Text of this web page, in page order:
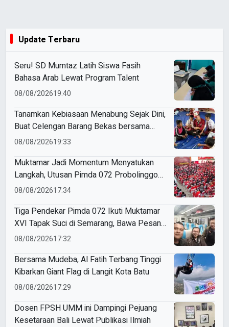
Update Terbaru
Seru! SD Mumtaz Latih Siswa Fasih
Bahasa Arab Lewat Program Talent
08/08/202619:40
Tanamkan Kebiasaan Menabung Sejak Dini,
Buat Celengan Barang Bekas bersama
Mahasiswa KKN Umsida
08/08/202619:33
Muktamar Jadi Momentum Menyatukan
Langkah, Utusan Pimda 072 Probolinggo
Bawa Harapan untuk Tapak Suci
08/08/202617:34
Tiga Pendekar Pimda 072 Ikuti Muktamar
XVI Tapak Suci di Semarang, Bawa Pesan
Penguatan Kaderisasi
08/08/202617:32
Bersama Mudeba, Al Fatih Terbang Tinggi
Kibarkan Giant Flag di Langit Kota Batu
08/08/202617:29
Dosen FPSH UMM ini Dampingi Pejuang
Kesetaraan Bali Lewat Publikasi Ilmiah